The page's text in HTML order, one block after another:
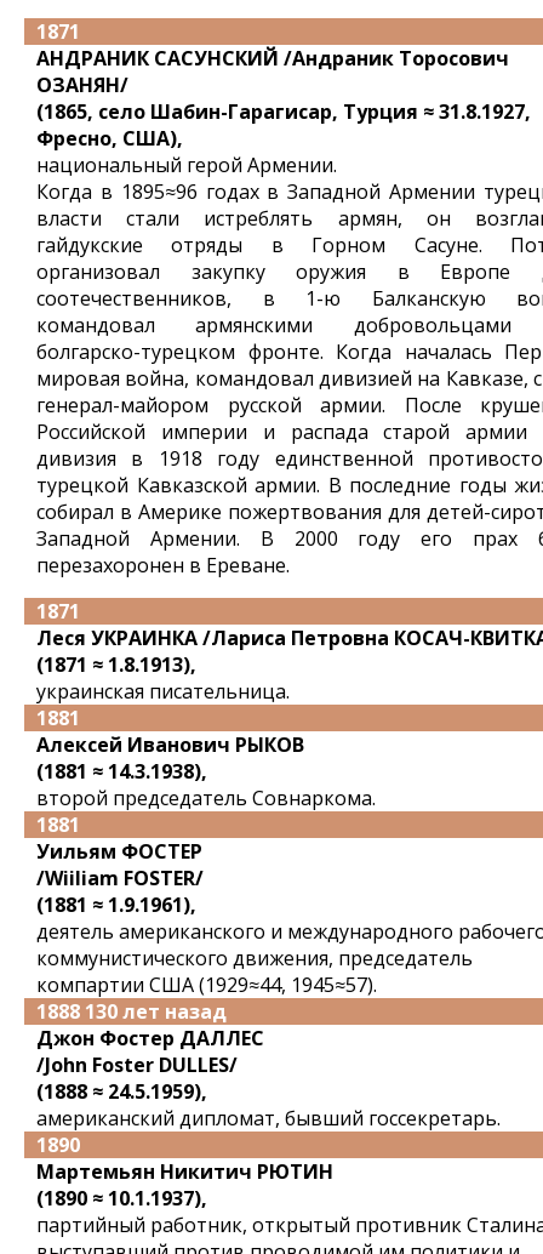
1871
АНДРАНИК САСУНСКИЙ /Андраник Торосович
ОЗАНЯН/
(1865, село Шабин-Гарагисар, Турция ≈ 31.8.1927,
Фресно, США),
национальный герой Армении.
Когда в 1895≈96 годах в Западной Армении
власти стали истреблять армян, он
гайдукские отряды в Горном Сасуне.
организовал закупку оружия в Европе
соотечественников, в 1-ю Балканскую
командовал армянскими добровольцами
болгарско-турецком фронте. Когда началась
мировая война, командовал дивизией на Кавказе,
генерал-майором русской армии. После
Российской империи и распада старой армии
дивизия в 1918 году единственной
турецкой Кавказской армии. В последние годы
собирал в Америке пожертвования для детей-
Западной Армении. В 2000 году его прах
перезахоронен в Ереване.
1871
Леся УКРАИНКА /Лариса Петровна КОСАЧ-
(1871 ≈ 1.8.1913),
украинская писательница.
1881
Алексей Иванович РЫКОВ
(1881 ≈ 14.3.1938),
второй председатель Совнаркома.
1881
Уильям ФОСТЕР
/Wiiliam FOSTER/
(1881 ≈ 1.9.1961),
деятель американского и международного
коммунистического движения, председатель
компартии США (1929≈44, 1945≈57).
1888 130 лет назад
Джон Фостер ДАЛЛЕС
/John Foster DULLES/
(1888 ≈ 24.5.1959),
американский дипломат, бывший госсекретарь.
1890
Мартемьян Никитич РЮТИН
(1890 ≈ 10.1.1937),
партийный работник, открытый противник